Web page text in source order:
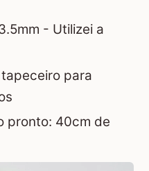
- Utilizei a
para
pronto: 40cm de